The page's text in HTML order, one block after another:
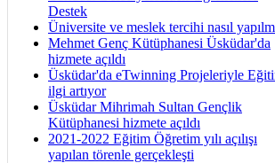
Destek
Üniversite ve meslek tercihi nasıl
Mehmet Genç Kütüphanesi Üsküdar'da
hizmete açıldı
Üsküdar'da eTwinning Projeleriyle
ilgi artıyor
Üsküdar Mihrimah Sultan Gençlik
Kütüphanesi hizmete açıldı
2021-2022 Eğitim Öğretim yılı açılışı
yapılan törenle gerçekleşti